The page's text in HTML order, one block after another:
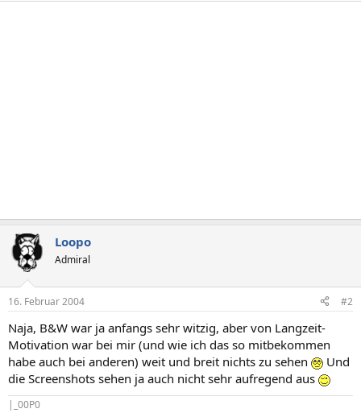
Loopo
Admiral
16. Februar 2004 #2
Naja, B&W war ja anfangs sehr witzig, aber von Langzeit-
Motivation war bei mir (und wie ich das so mitbekommen
habe auch bei anderen) weit und breit nichts zu sehen
Und
die Screenshots sehen ja auch nicht sehr aufregend aus
|_00P0